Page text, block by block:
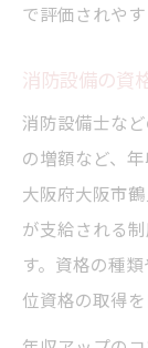
で評価されやす
消防設備の資
消防設備士な
の増額など、
大阪府大阪市
が支給される
す。資格の種
位資格の取得